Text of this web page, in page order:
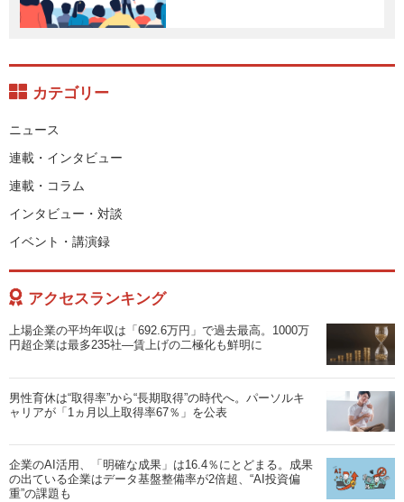
カテゴリー
ニュース
連載・インタビュー
連載・コラム
インタビュー・対談
イベント・講演録
アクセスランキング
上場企業の平均年収は「692.6万円」で過去最高。1000万
円超企業は最多235社―賃上げの二極化も鮮明に
男性育休は“取得率”から“長期取得”の時代へ。パーソルキ
ャリアが「1ヵ月以上取得率67％」を公表
企業のAI活用、「明確な成果」は16.4％にとどまる。成果
の出ている企業はデータ基盤整備率が2倍超、“AI投資偏
重”の課題も